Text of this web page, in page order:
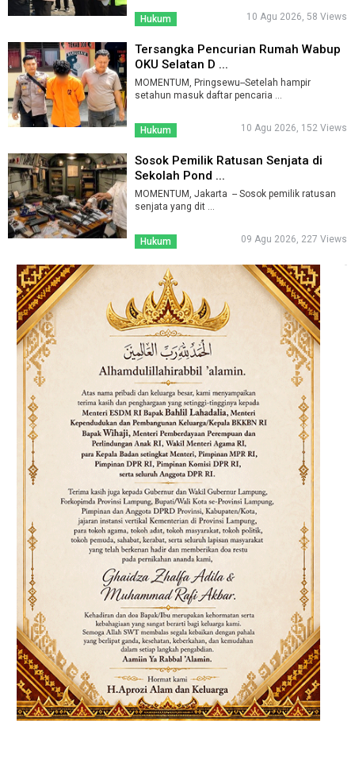
Hukum 10 Agu 2026, 58 Views
Tersangka Pencurian Rumah Wabup
OKU Selatan D ...
MOMENTUM, Pringsewu--Setelah hampir
setahun masuk daftar pencaria ...
Hukum 10 Agu 2026, 152 Views
Sosok Pemilik Ratusan Senjata di
Sekolah Pond ...
MOMENTUM, Jakarta -- Sosok pemilik ratusan
senjata yang dit ...
Hukum 09 Agu 2026, 227 Views